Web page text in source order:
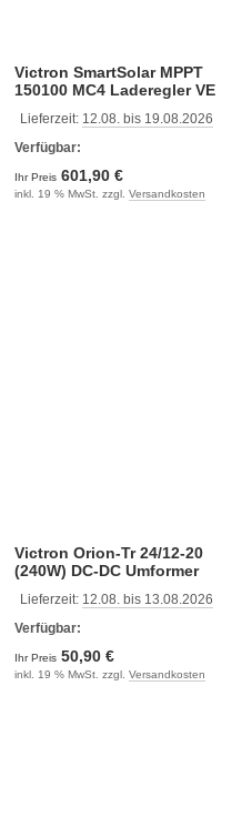
Victron SmartSolar MPPT
150100 MC4 Laderegler VE
Lieferzeit: 12.08. bis 19.08.2026
Verfügbar:
Ihr Preis 601,90 €
inkl. 19 % MwSt. zzgl. Versandkosten
Victron Orion-Tr 24/12-20
(240W) DC-DC Umformer
Lieferzeit: 12.08. bis 13.08.2026
Verfügbar:
Ihr Preis 50,90 €
inkl. 19 % MwSt. zzgl. Versandkosten